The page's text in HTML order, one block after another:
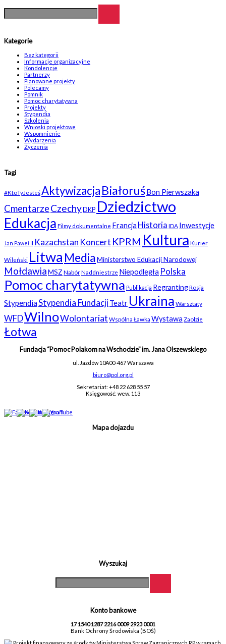
Kategorie
Bez kategorii
Informacje organizacyjne
Kondolencje
Partnerzy
Planowane projekty
Polecamy
Pomnik
Pomoc charytatywna
Projekty
Stypendia
Szkolenia
Wnioski projektowe
Wspomnienie
Wydarzenia
Życzenia
Tagi
#KtoTyJesteśAktywizacjaBiałoruśBon Pierwszaka
CmentarzeCzechyDKP Dziedzictwo
Edukacja Filmy dokumentalne Francja Historia IDA Inwestycje
Jan Paweł II Kazachstan Koncert KPRM Kultura Kurier
Wileński Litwa MediaMinisterstwo Edukacji Narodowej
MołdawiaMSZ NabórNaddniestrze Niepodległa Polska
Pomoc charytatywna Publikacja RegrantingRosja
StypendiaStypendia FundacjiTeatr Ukraina Warsztaty
WFDWilnoWolontariat Wspólna Ławka Wystawa Zaolzie
Łotwa
Fundacja “Pomoc Polakom na Wschodzie” im. Jana Olszewskiego
ul. Jazdów 10A00-467 Warszawa
biuro@pol.org.pl
Sekretariat: +48 22 628 55 57
Księgowość: wew. 113
Mapa dojazdu
Wyszukaj
Konto bankowe
17 1540 1287 2216 0009 2923 0001
Bank Ochrony Środowiska (BOŚ)
Projekt finansowany ze środków Ministerstwa Spraw Zagranicznych RP w ramach